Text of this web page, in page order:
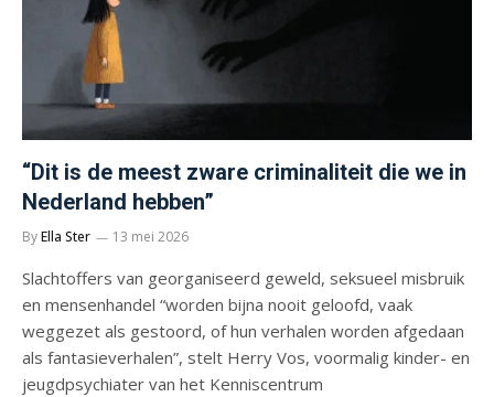
“Dit is de meest zware criminaliteit die we in
Nederland hebben”
ByElla Ster 13 mei 2026
Slachtoffers van georganiseerd geweld, seksueel misbruik
en mensenhandel “worden bijna nooit geloofd, vaak
weggezet als gestoord, of hun verhalen worden afgedaan
als fantasieverhalen”, stelt Herry Vos, voormalig kinder- en
jeugdpsychiater van het Kenniscentrum